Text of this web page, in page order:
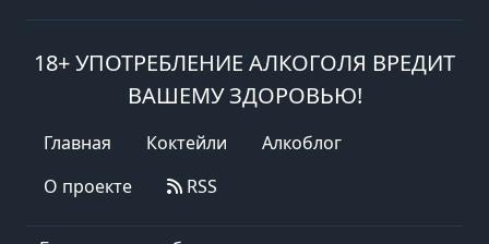
18+ УПОТРЕБЛЕНИЕ АЛКОГОЛЯ ВРЕДИТ
ВАШЕМУ ЗДОРОВЬЮ!
Главная Коктейли
Алкоблог
О проекте
RSS